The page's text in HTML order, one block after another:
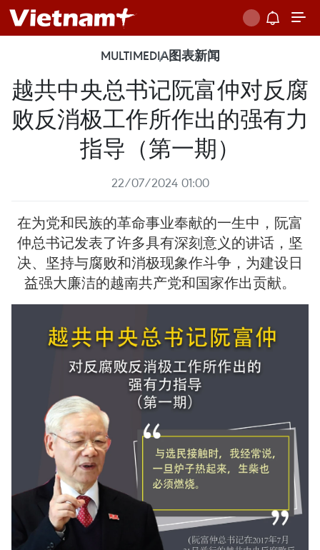
MULTIMEDIA图表新闻
越共中央总书记阮富仲对反腐
败反消极工作所作出的强有力
指导（第一期）
22/07/2024 01:00
在为党和民族的革命事业奉献的一生中，阮富
仲总书记发表了许多具有深刻意义的讲话，坚
决、坚持与腐败和消极现象作斗争，为建设日
益强大廉洁的越南共产党和国家作出贡献。